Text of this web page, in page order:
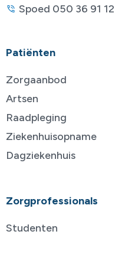
Spoed 050 36 91 12
Patiënten
Zorgaanbod
Artsen
Raadpleging
Ziekenhuisopname
Dagziekenhuis
Zorgprofessionals
Studenten